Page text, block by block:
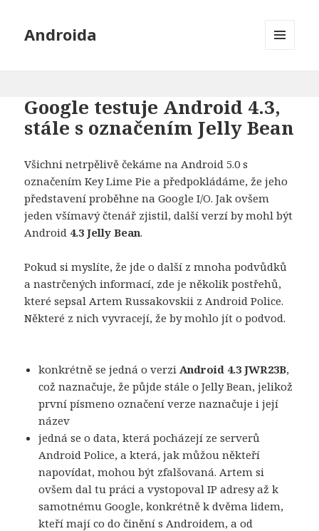
Androida
Google testuje Android 4.3,
stále s označením Jelly Bean
Všichni netrpělivě čekáme na Android 5.0 s
označením Key Lime Pie a předpokládáme, že jeho
představení proběhne na Google I/O. Jak ovšem
jeden všímavý čtenář zjistil, další verzí by mohl být
Android 4.3 Jelly Bean.
Pokud si myslíte, že jde o další z mnoha podvůdků
a nastrčených informací, zde je několik postřehů,
které sepsal Artem Russakovskii z Android Police.
Některé z nich vyvracejí, že by mohlo jít o podvod.
konkrétně se jedná o verzi Android 4.3 JWR23B,
což naznačuje, že půjde stále o Jelly Bean, jelikož
první písmeno označení verze naznačuje i její
název
jedná se o data, která pocházejí ze serverů
Android Police, a která, jak můžou někteří
napovídat, mohou být zfalšovaná. Artem si
ovšem dal tu práci a vystopoval IP adresy až k
samotnému Google, konkrétně k dvěma lidem,
kteří mají co do činění s Androidem, a od